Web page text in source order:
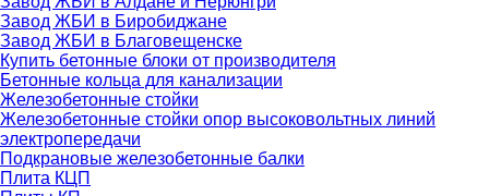
Завод ЖБИ в Биробиджане
Завод ЖБИ в Благовещенске
Купить бетонные блоки от производителя
Бетонные кольца для канализации
Железобетонные стойки
Железобетонные стойки опор высоковольтных линий
электропередачи
Подкрановые железобетонные балки
Плита КЦП